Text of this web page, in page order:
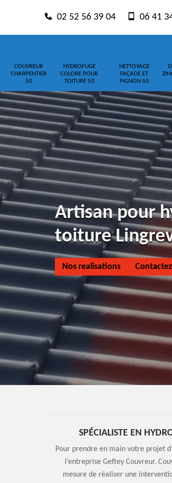
02 52 56 39 04 06 41
COUVREUR
CHARPENTIER
50
HYDROFUGE
COLORE POUR
TOITURE 50
NETTOYAGE
FAÇADE ET
PIGNON 50
Artisan pour
toiture
Nos realisations
SPÉCIALISTE EN
Pour prendre en main votre projet
l’entreprise Geftey Couvreur.
mesure de réaliser une